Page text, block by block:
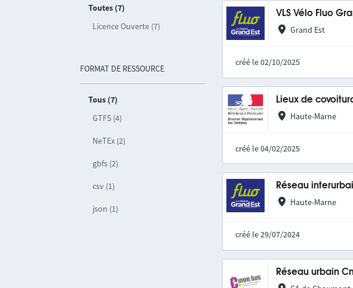
Toutes (7)
Licence Ouverte (7)
FORMAT DE RESSOURCE
Tous (7)
GTFS (4)
NeTEx (2)
gbfs (2)
csv (1)
json (1)
VLS Vélo Fluo
Grand Est
créé le 02/10/2025
Lieux de
Haute-Marne
créé le 04/02/2025
Réseau
Haute-Marne
créé le 29/07/2024
Réseau urbain